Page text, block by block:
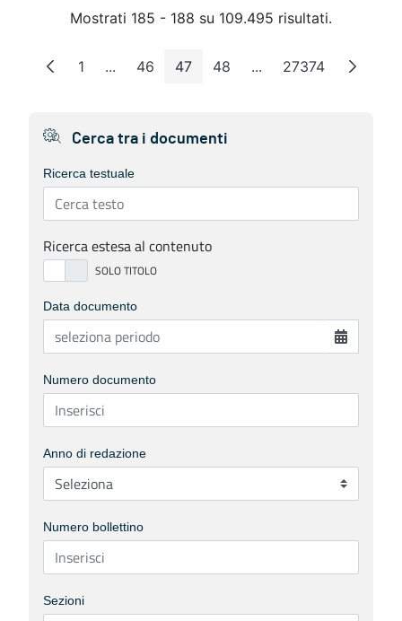
Mostrati 185 - 188 su 109.495 risultati.
Pagina
1 ...Pagine intermedie
Pagina
46 Pagina
47 Pagina
48 ...Pagine intermedie
Pagina
27374
Cerca tra i documenti
Ricerca testuale
Ricerca estesa al contenuto
Data documento
Numero documento
Anno di redazione
Numero bollettino
Sezioni